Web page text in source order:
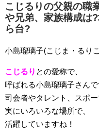
こじるりの父親の職
や兄弟、家族構成は
ら台?
小島瑠璃子(こじま・るり
こじるり との愛称で、
呼ばれる小島瑠璃子さんで
司会者やタレント、スポー
実にいろいろな場所で、
活躍していますね！